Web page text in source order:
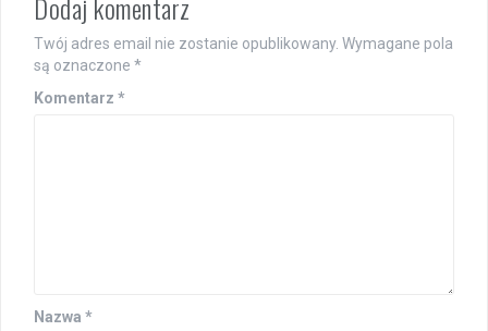
Twój adres email nie zostanie opublikowany. Wymagane pola
są oznaczone *
Komentarz *
Nazwa *